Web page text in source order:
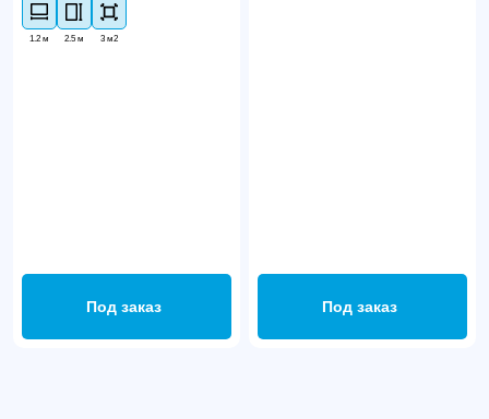
1.2 м 2.5 м 3 м2
Под заказ Под заказ